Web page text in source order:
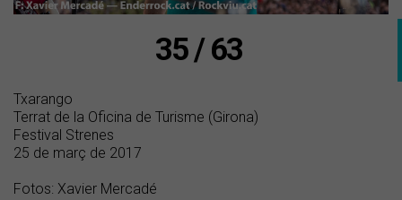
35 / 63
Txarango
Terrat de la Oficina de Turisme (Girona)
Festival Strenes
25 de març de 2017
Fotos: Xavier Mercadé